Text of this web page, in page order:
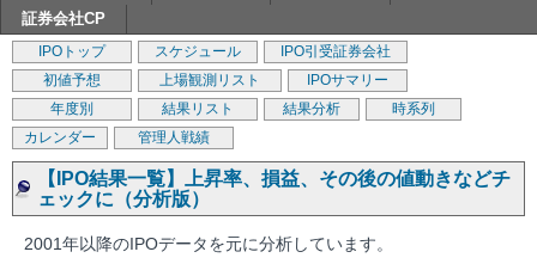
証券会社CP
IPOトップ スケジュール
IPO引受証券会社
初値予想
上場観測リスト
IPOサマリー
年度別
結果リスト 結果分析
時系列
カレンダー
管理人戦績
【IPO結果一覧】上昇率、損益、その後の値動きなどチ
ェックに（分析版）
2001年以降のIPOデータを元に分析しています。